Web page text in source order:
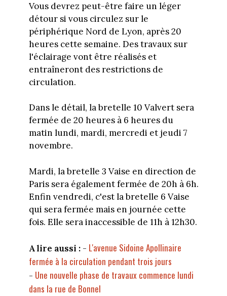
Vous devrez peut-être faire un léger
détour si vous circulez sur le
périphérique Nord de Lyon, après 20
heures cette semaine. Des travaux sur
l'éclairage vont être réalisés et
entraîneront des restrictions de
circulation.
Dans le détail, la bretelle 10 Valvert sera
fermée de 20 heures à 6 heures du
matin lundi, mardi, mercredi et jeudi 7
novembre.
Mardi, la bretelle 3 Vaise en direction de
Paris sera également fermée de 20h à 6h.
Enfin vendredi, c'est la bretelle 6 Vaise
qui sera fermée mais en journée cette
fois. Elle sera inaccessible de 11h à 12h30.
A lire aussi : - L'avenue Sidoine Apollinaire
fermée à la circulation pendant trois jours
- Une nouvelle phase de travaux commence lundi
dans la rue de Bonnel